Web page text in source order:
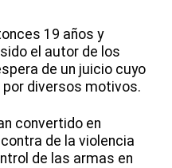
19 años y
el autor de los
de un juicio cuyo
diversos motivos.
convertido en
de la violencia
de las armas en